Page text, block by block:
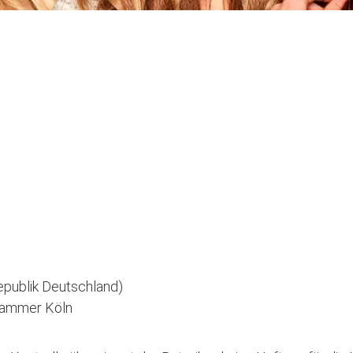
Deutschland)
Köln